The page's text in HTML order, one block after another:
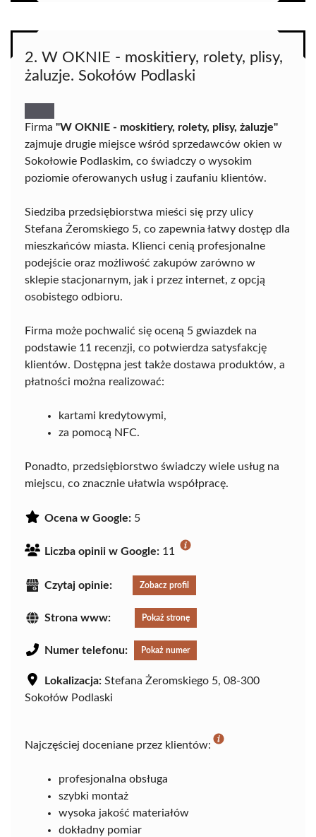
2. W OKNIE - moskitiery, rolety, plisy,
żaluzje. Sokołów Podlaski
Firma "W OKNIE - moskitiery, rolety, plisy, żaluzje"
zajmuje drugie miejsce wśród sprzedawców okien w
Sokołowie Podlaskim, co świadczy o wysokim
poziomie oferowanych usług i zaufaniu klientów.
Siedziba przedsiębiorstwa mieści się przy ulicy
Stefana Żeromskiego 5, co zapewnia łatwy dostęp dla
mieszkańców miasta. Klienci cenią profesjonalne
podejście oraz możliwość zakupów zarówno w
sklepie stacjonarnym, jak i przez internet, z opcją
osobistego odbioru.
Firma może pochwalić się oceną 5 gwiazdek na
podstawie 11 recenzji, co potwierdza satysfakcję
klientów. Dostępna jest także dostawa produktów, a
płatności można realizować:
kartami kredytowymi,
za pomocą NFC.
Ponadto, przedsiębiorstwo świadczy wiele usług na
miejscu, co znacznie ułatwia współpracę.
Ocena w Google: 5
Liczba opinii w Google: 11
Czytaj opinie: Zobacz profil
Strona www: Pokaż stronę
Numer telefonu: Pokaż numer
Lokalizacja: Stefana Żeromskiego 5, 08-300
Sokołów Podlaski
Najczęściej doceniane przez klientów:
profesjonalna obsługa
szybki montaż
wysoka jakość materiałów
dokładny pomiar